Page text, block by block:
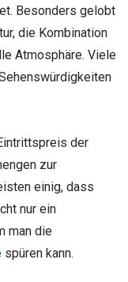
Besonders gelobt
die Kombination
Atmosphäre. Viele
der
zur
einig, dass
nur ein
man die
spüren kann.